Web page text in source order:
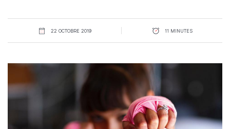
22 OCTOBRE 2019 11 MINUTES